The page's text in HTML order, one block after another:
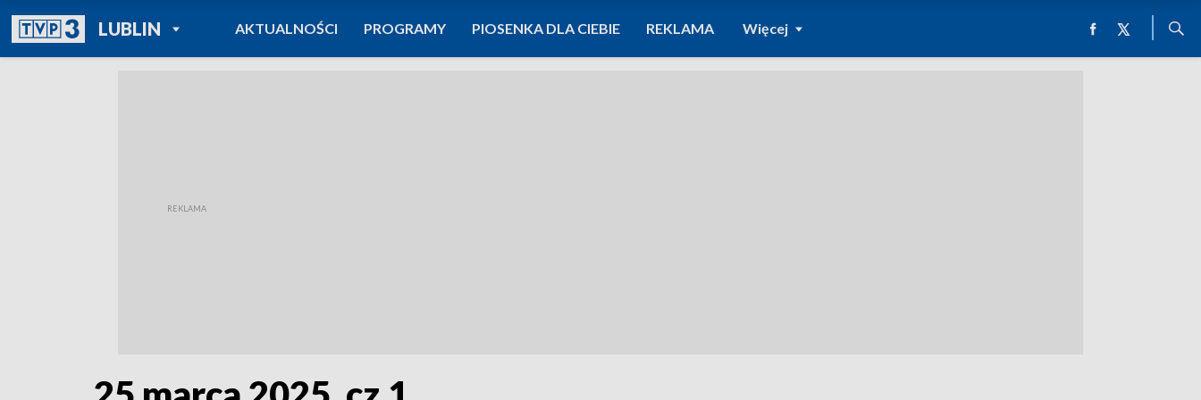
LUBLINPOWRÓT DO
TVP REGIONY
AKTUALNOŚCI PROGRAMY PIOSENKA DLA CIEBIE REKLAMA Więcej